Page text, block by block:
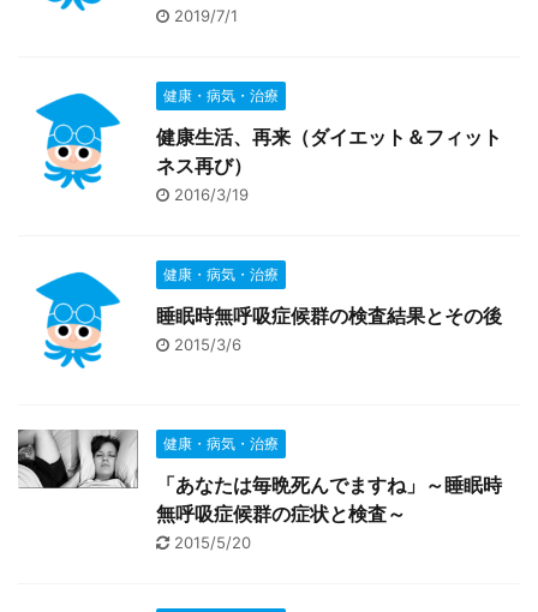
2019/7/1
健康・病気・治療
健康生活、再来（ダイエット＆フィット
ネス再び）
2016/3/19
健康・病気・治療
睡眠時無呼吸症候群の検査結果とその後
2015/3/6
健康・病気・治療
「あなたは毎晩死んでますね」～睡眠時
無呼吸症候群の症状と検査～
2015/5/20